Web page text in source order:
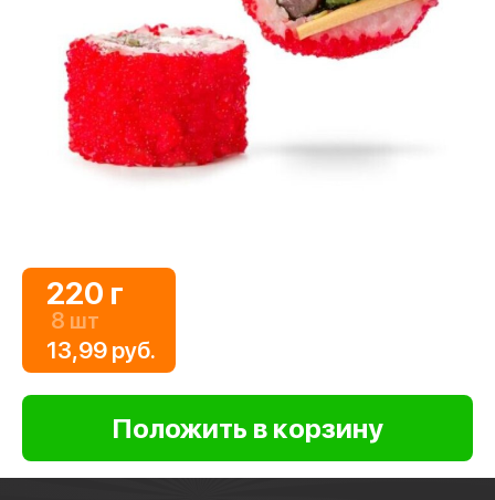
220 г
8 шт
13,99 руб.